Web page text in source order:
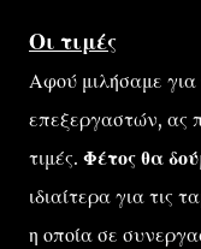
Οι τιμές
Αφού μιλήσαμε για
επεξεργαστών, ας
τιμές. Φέτος θα
ιδιαίτερα για τις
η οποία σε